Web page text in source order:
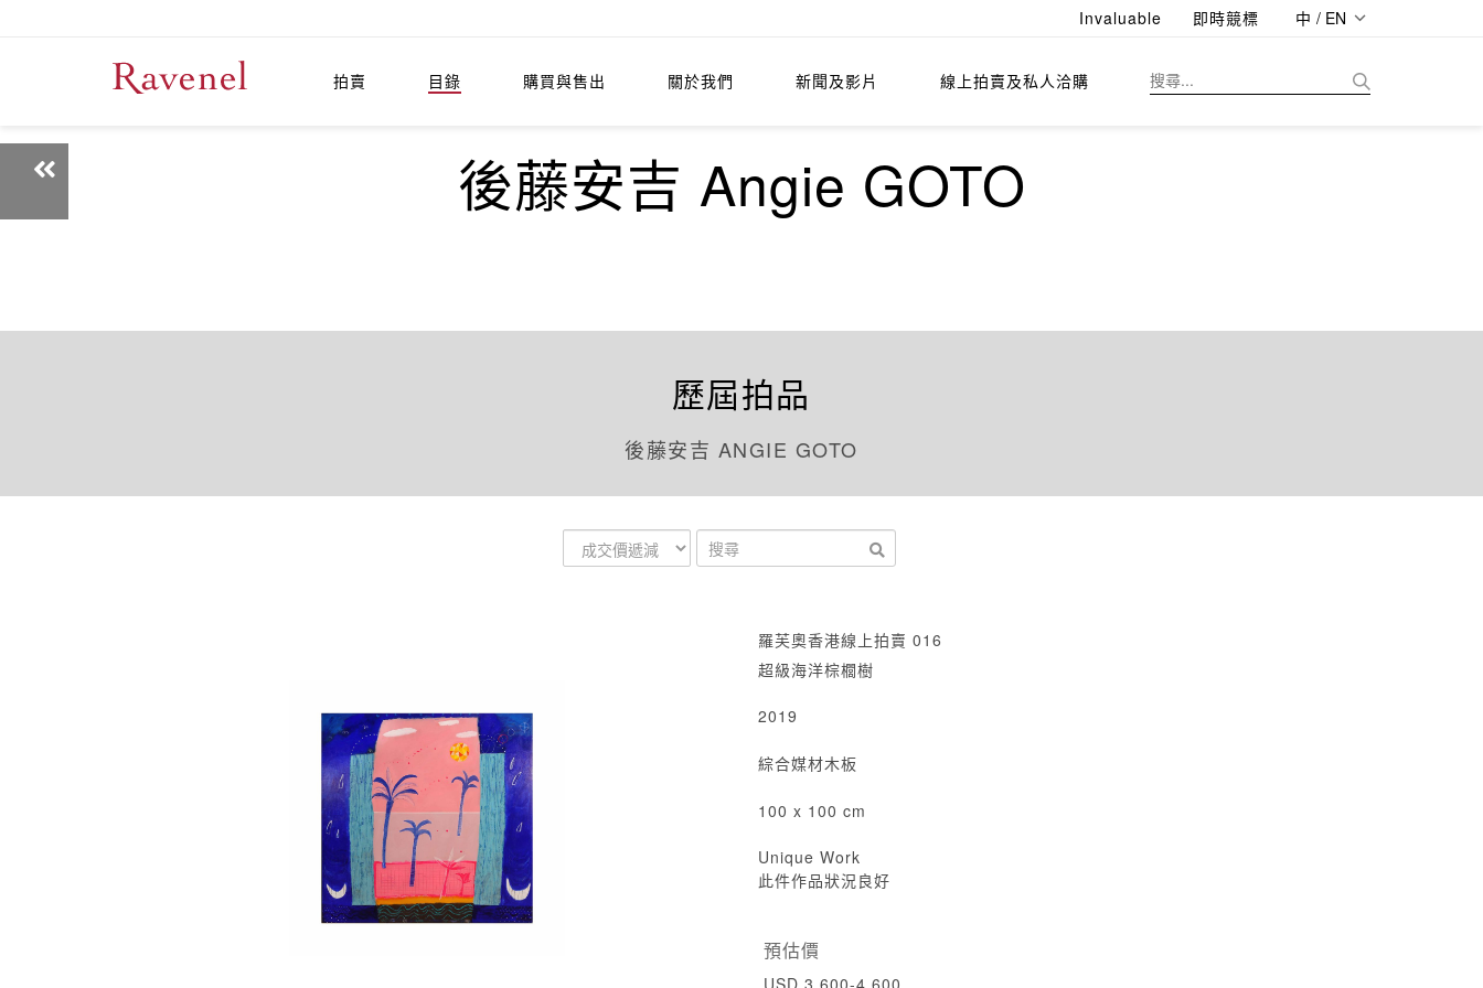
Invaluable 即時競標 中 / EN
拍賣 目錄 購買與售出 關於我們 新聞及影片 線上拍賣及私人洽購
後藤安吉 Angie GOTO
歷屆拍品
後藤安吉 ANGIE GOTO
羅芙奧香港線上拍賣 016
超級海洋棕櫚樹
2019
綜合媒材木板
100 x 100 cm
Unique Work
此件作品狀況良好
預估價
USD 3,600-4,600